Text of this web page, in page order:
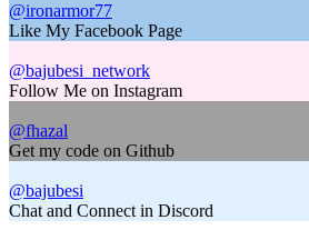
@ironarmor77
Like My Facebook Page
@bajubesi_network
Follow Me on Instagram
@fhazal
Get my code on Github
@bajubesi
Chat and Connect in Discord